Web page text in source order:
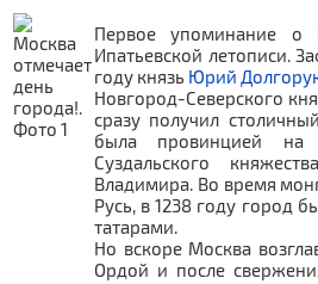
Первое упоминание о
Ипатьевской летописи.
году князь Юрий
Новгород-Северского
сразу получил
была провинцией на
Суздальского
Владимира. Во время
Русь, в 1238 году город
татарами.
Но вскоре Москва
Ордой и после